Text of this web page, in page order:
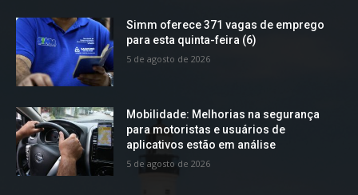
Simm oferece 371 vagas de emprego
para esta quinta-feira (6)
5 de agosto de 2026
Mobilidade: Melhorias na segurança
para motoristas e usuários de
aplicativos estão em análise
5 de agosto de 2026